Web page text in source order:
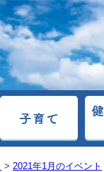
> 2021年1月のイベント